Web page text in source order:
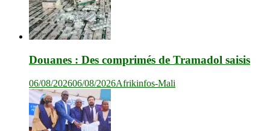
Douanes : Des comprimés de Tramadol saisis
06/08/202606/08/2026Afrikinfos-Mali